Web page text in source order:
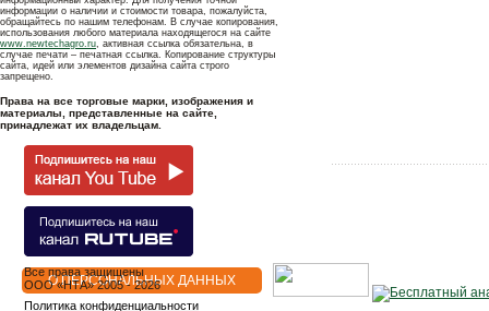
информации о наличии и стоимости товара, пожалуйста,
обращайтесь по нашим телефонам. В случае копирования,
использования любого материала находящегося на сайте
www.newtechagro.ru, активная ссылка обязательна, в
случае печати – печатная ссылка. Копирование структуры
сайта, идей или элементов дизайна сайта строго
запрещено.
Права на все торговые марки, изображения и
материалы, представленные на сайте,
принадлежат их владельцам.
О ПЕРСОНАЛЬНЫХ ДАННЫХ
Все права защищены
OOO «НТА» 2005 - 2026
Политика конфиденциальности